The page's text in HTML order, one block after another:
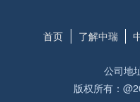
首页 了解中瑞
公司地
版权所有：